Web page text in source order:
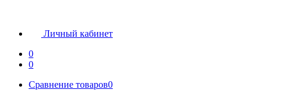
Личный кабинет
0
0
Сравнение товаров0